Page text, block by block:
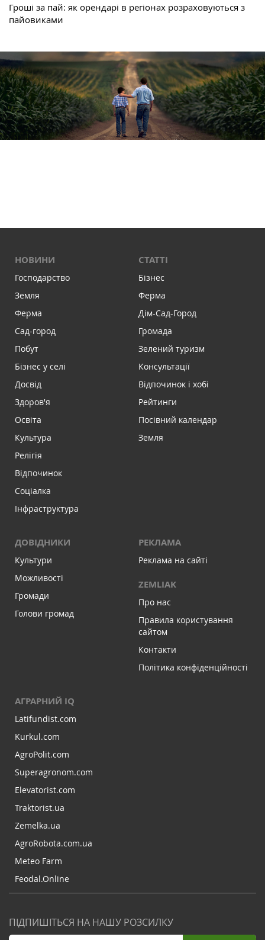
Гроші за пай: як орендарі в регіонах розраховуються з
пайовиками
НОВИНИ
Господарство
Земля
Ферма
Сад-город
Побут
Бізнес у селі
Досвід
Здоров'я
Освіта
Культура
Релігія
Відпочинок
Соціалка
Інфраструктура
СТАТТІ
Бізнес
Ферма
Дім-Сад-Город
Громада
Зелений туризм
Консультації
Відпочинок і хобі
Рейтинги
Посівний календар
Земля
ДОВІДНИКИ
Культури
Можливості
Громади
Голови громад
РЕКЛАМА
Реклама на сайті
ZEMLIAK
Про нас
Правила користування
сайтом
Контакти
Політика конфіденційності
АГРАРНИЙ IQ
Latifundist.com
Kurkul.com
AgroPolit.com
Superagronom.com
Elevatorist.com
Traktorist.ua
Zemelka.ua
AgroRobota.com.ua
Meteo Farm
Feodal.Online
ПІДПИШІТЬСЯ НА НАШУ РОЗСИЛКУ